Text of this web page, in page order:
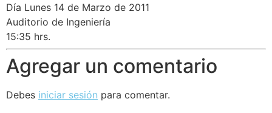
Día Lunes 14 de Marzo de 2011
Auditorio de Ingeniería
15:35 hrs.
Agregar un comentario
Debes iniciar sesión para comentar.